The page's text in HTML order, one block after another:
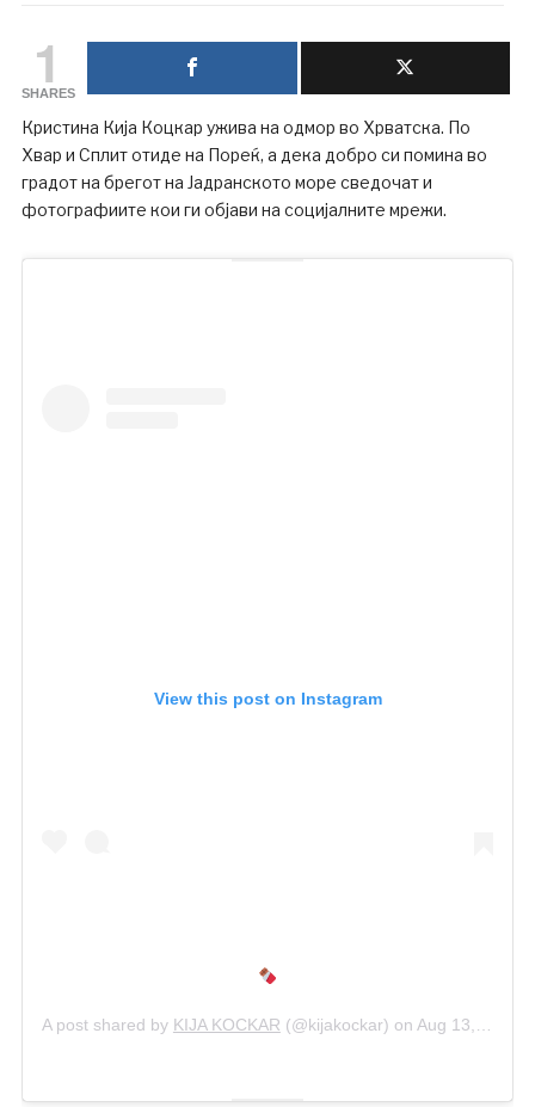
1
SHARES
Кристина Кија Коцкар ужива на одмор во Хрватска. По
Хвар и Сплит отиде на Пореќ, а дека добро си помина во
градот на брегот на Јадранското море сведочат и
фотографиите кои ги објави на социјалните мрежи.
View this post on Instagram
A post shared by KIJA KOCKAR (@kijakockar) on Aug 13, 2020 at 9:21am PDT